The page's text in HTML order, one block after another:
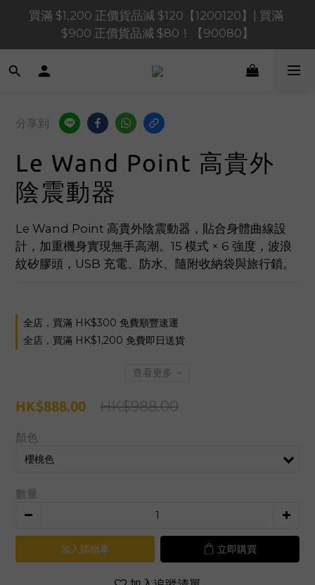
買滿 $1,200 正價貨品減 $120【1200120】| 買滿
$900 正價貨品減 $80！【90080】
買滿 $1,200 正價貨品減 $120【1200120】| 買滿
$900 正價貨品減 $80！【90080】
買滿 $600 正價貨品減 $40【60040】| 買滿 $400 正
📢 系統維護通知 – SHOPLINE Payments FPS將於
2026 年 8 月 9 日（日）凌晨 01:00 至 11:00 暫停交易
買滿 $1,200 正價貨品減 $120【1200120】| 買滿
$900 正價貨品減 $80！【90080】
分享到
Le Wand Point 高貴外
陰震動器
Le Wand Point 高貴外陰震動器，貼合身體曲線設
計，加重機身實現無手高潮。15 模式 × 6 強度，波浪
紋矽膠頭，USB 充電、防水、隨附收納袋與旅行鎖。
全店，買滿 HK$300 免費順豐速運
全店，買滿 HK$1,200 免費即日送貨
查看更多
HK$988.00
HK$888.00
顏色
數量
加入購物車 立即購買